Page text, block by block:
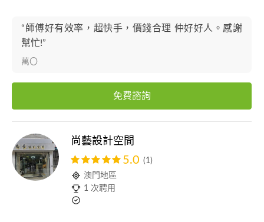
“師傅好有效率，超快手，價錢合理 仲好好人。感謝
幫忙!”
萬〇
免費諮詢
尚藝設計空間
5.0 (1)
澳門地區
1 次聘用